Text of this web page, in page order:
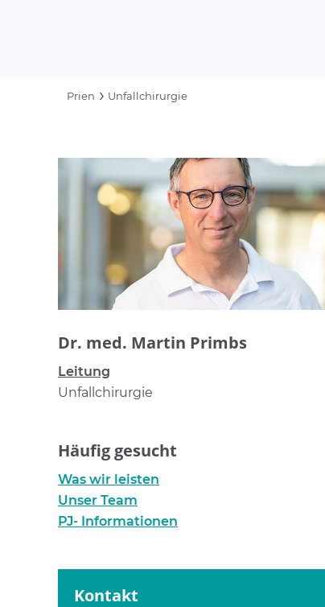
Prien Unfallchirurgie
Dr. med. Martin Primbs
Leitung
Unfallchirurgie
Häufig gesucht
Was wir leisten
Unser Team
PJ- Informationen
Kontakt